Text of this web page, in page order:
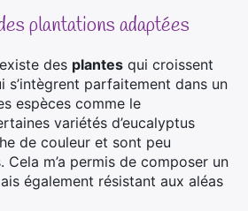
plantations adaptées
des plantes qui croissent
s’intègrent parfaitement dans un
espèces comme le
variétés d’eucalyptus
de couleur et sont peu
Cela m’a permis de composer un
également résistant aux aléas